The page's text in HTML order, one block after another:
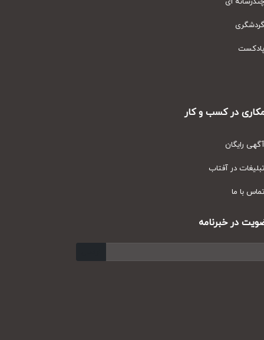
در کسب و کار
رایگان
در آفتاب
با ما
در خبرنامه